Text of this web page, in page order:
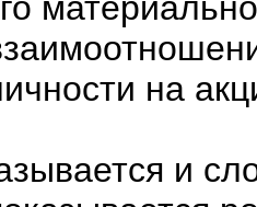
на
и